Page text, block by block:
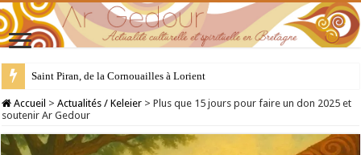
28 juillet : Saint Samson de Dol, père de la Bretagne chrétienne
Accueil > Actualités / Keleier > Plus que 15 jours pour faire un don 2025 et
soutenir Ar Gedour